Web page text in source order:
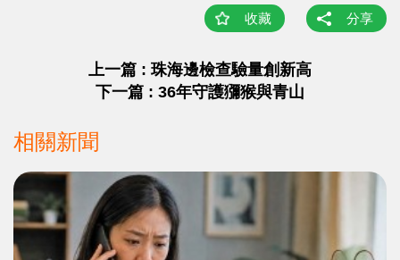
收藏 分享
上一篇 : 珠海邊檢查驗量創新高
下一篇 : 36年守護獼猴與青山
相關新聞